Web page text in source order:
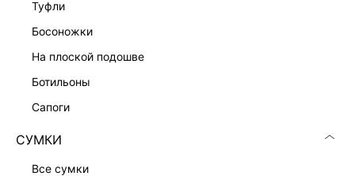
туфли
босоножки
на плоской подошве
ботильоны
сапоги
СУМКИ
все сумки
РУБАШКА ИЗ САТИНА
3 999 ₽